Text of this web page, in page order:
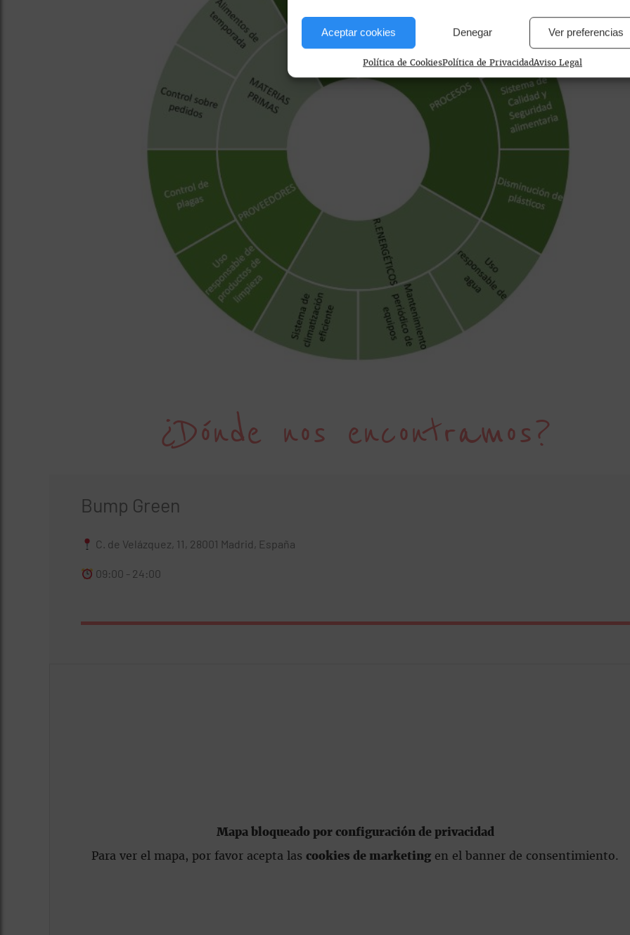
Aceptar cookies Denegar Ver preferencias
Política de CookiesPolítica de PrivacidadAviso Legal
¿Dónde nos encontramos?
Bump Green
C. de Velázquez, 11, 28001 Madrid, España
09:00 - 24:00
Mapa bloqueado por configuración de privacidad
Para ver el mapa, por favor acepta lascookies de marketing en el banner de consentimiento.